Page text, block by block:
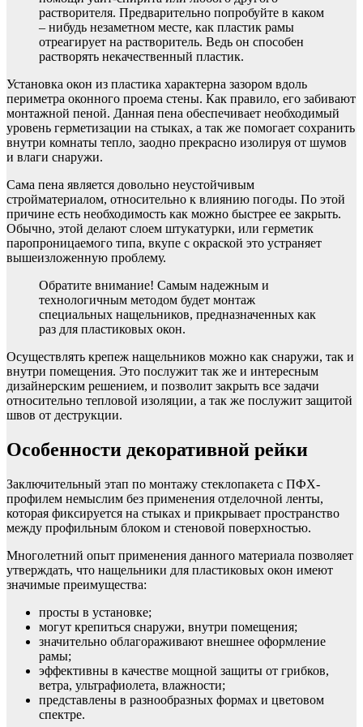
растворителя. Предварительно попробуйте в каком
– нибудь незаметном месте, как пластик рамы
отреагирует на растворитель. Ведь он способен
растворять некачественный пластик.
Установка окон из пластика характерна зазором вдоль
периметра оконного проема стены. Как правило, его забивают
монтажной пеной. Данная пена обеспечивает необходимый
уровень герметизации на стыках, а так же помогает сохранить
внутри комнаты тепло, заодно прекрасно изолируя от шумов
и влаги снаружи.
Сама пена является довольно неустойчивым
стройматериалом, относительно к влиянию погоды. По этой
причине есть необходимость как можно быстрее ее закрыть.
Обычно, этой делают слоем штукатурки, или герметик
паропроницаемого типа, вкупе с окраской это устраняет
вышеизложенную проблему.
Обратите внимание! Самым надежным и
технологичным методом будет монтаж
специальных нащельников, предназначенных как
раз для пластиковых окон.
Осуществлять крепеж нащельников можно как снаружи, так и
внутри помещения. Это послужит так же и интересным
дизайнерским решением, и позволит закрыть все задачи
относительно тепловой изоляции, а так же послужит защитой
швов от деструкции.
Особенности декоративной рейки
Заключительный этап по монтажу стеклопакета с ПФХ-
профилем немыслим без применения отделочной ленты,
которая фиксируется на стыках и прикрывает пространство
между профильным блоком и стеновой поверхностью.
Многолетний опыт применения данного материала позволяет
утверждать, что нащельники для пластиковых окон имеют
значимые преимущества:
просты в установке;
могут крепиться снаружи, внутри помещения;
значительно облагораживают внешнее оформление
рамы;
эффективны в качестве мощной защиты от грибков,
ветра, ультрафиолета, влажности;
представлены в разнообразных формах и цветовом
спектре.